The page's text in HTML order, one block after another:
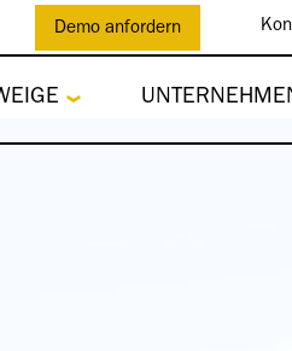
Demo anfordern